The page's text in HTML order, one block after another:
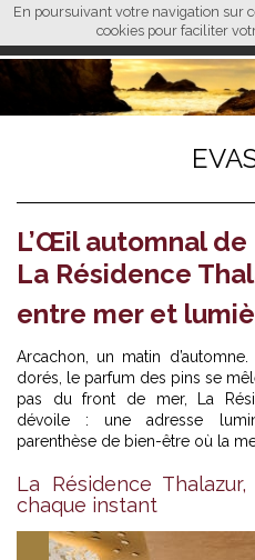
En poursuivant votre navigation sur
cookies pour faciliter
L M
L’Œil automnal de
La Résidence
entre mer et
Arcachon, un matin
dorés, le parfum des pins se
pas du front de mer, La
dévoile : une adresse
parenthèse de bien-être où la
La Résidence
chaque instant